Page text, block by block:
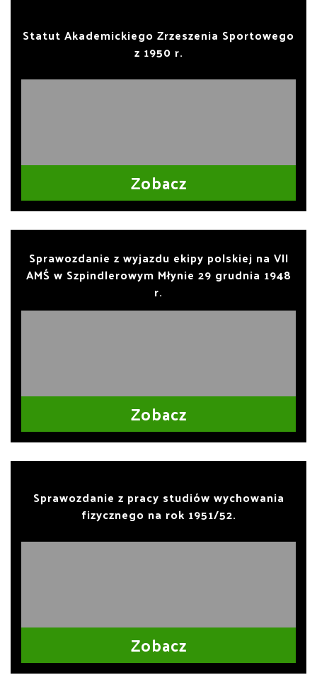
Statut Akademickiego Zrzeszenia Sportowego
z 1950 r.
Zobacz
Sprawozdanie z wyjazdu ekipy polskiej na VII
AMŚ w Szpindlerowym Młynie 29 grudnia 1948
r.
Zobacz
Sprawozdanie z pracy studiów wychowania
fizycznego na rok 1951/52.
Zobacz